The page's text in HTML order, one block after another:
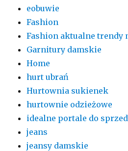
eobuwie
Fashion
Fashion aktualne trendy
Garnitury damskie
Home
hurt ubrań
Hurtownia sukienek
hurtownie odzieżowe
idealne portale do
jeans
jeansy damskie